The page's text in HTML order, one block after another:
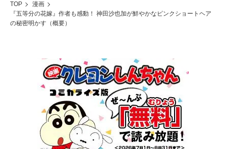
TOP
漫画
『五等分の花嫁』作者も感動！ 神田沙也加が鮮やかなピンクショートヘア
の秘密明かす（概要）